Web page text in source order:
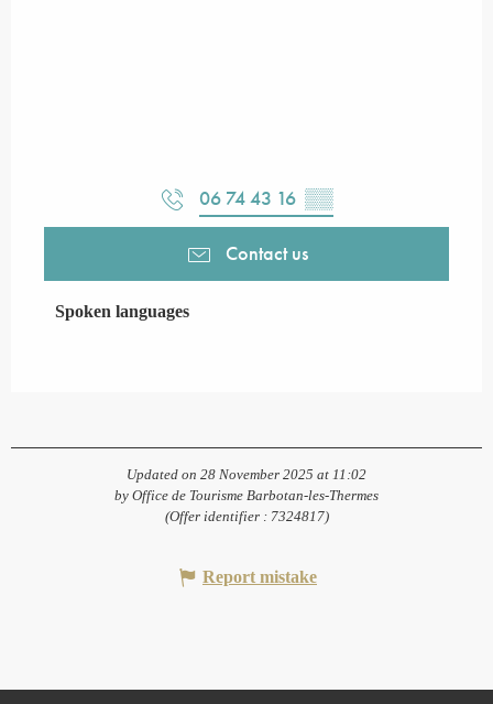
06 74 43 16 ▒▒
Contact us
Spoken languages
Spoken languages
Updated on 28 November 2025 at 11:02
by Office de Tourisme Barbotan-les-Thermes
(Offer identifier : 7324817)
Report mistake